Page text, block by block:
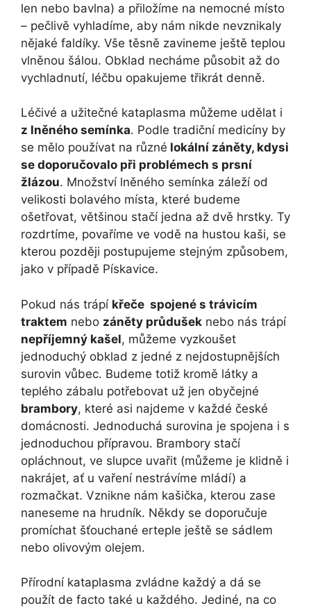
len nebo bavlna) a přiložíme na nemocné místo
– pečlivě vyhladíme, aby nám nikde nevznikaly
nějaké faldíky. Vše těsně zavineme ještě teplou
vlněnou šálou. Obklad necháme působit až do
vychladnutí, léčbu opakujeme třikrát denně.
Léčivé a užitečné kataplasma můžeme udělat i
z lněného semínka. Podle tradiční medicíny by
se mělo používat na různé lokální záněty, kdysi
se doporučovalo při problémech s prsní
žlázou. Množství lněného semínka záleží od
velikosti bolavého místa, které budeme
ošetřovat, většinou stačí jedna až dvě hrstky. Ty
rozdrtíme, povaříme ve vodě na hustou kaši, se
kterou později postupujeme stejným způsobem,
jako v případě Pískavice.
Pokud nás trápí křeče spojené s trávicím
traktem nebo záněty průdušek nebo nás trápí
nepříjemný kašel, můžeme vyzkoušet
jednoduchý obklad z jedné z nejdostupnějších
surovin vůbec. Budeme totiž kromě látky a
teplého zábalu potřebovat už jen obyčejné
brambory, které asi najdeme v každé české
domácnosti. Jednoduchá surovina je spojena i s
jednoduchou přípravou. Brambory stačí
opláchnout, ve slupce uvařit (můžeme je klidně i
nakrájet, ať u vaření nestrávíme mládí) a
rozmačkat. Vznikne nám kašička, kterou zase
naneseme na hrudník. Někdy se doporučuje
promíchat šťouchané erteple ještě se sádlem
nebo olivovým olejem.
Přírodní kataplasma zvládne každý a dá se
použít de facto také u každého. Jediné, na co